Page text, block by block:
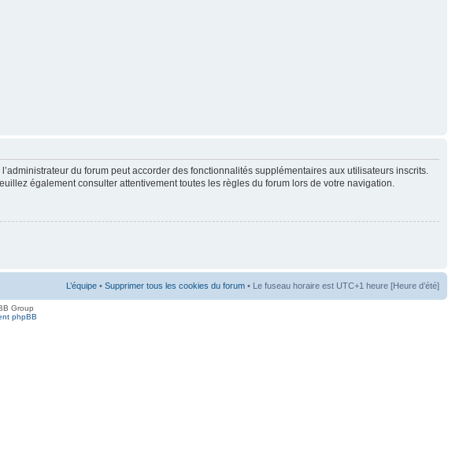
du forum peut accorder des fonctionnalités supplémentaires aux utilisateurs inscrits.
également consulter attentivement toutes les règles du forum lors de votre navigation.
L’équipe • Supprimer tous les cookies du forum • Le fuseau horaire est UTC+1 heure [Heure d’été]
Group
phpBB